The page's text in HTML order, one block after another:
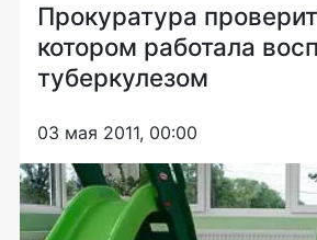
Прокуратура
котором работала
туберкулезом
03 мая 2011, 00:00